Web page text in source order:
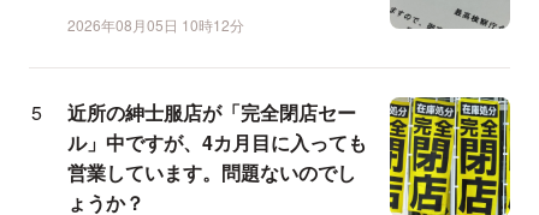
2026年08月05日 10時12分
近所の紳士服店が「完全閉店セー
ル」中ですが、4カ月目に入っても
営業しています。問題ないのでし
ょうか？